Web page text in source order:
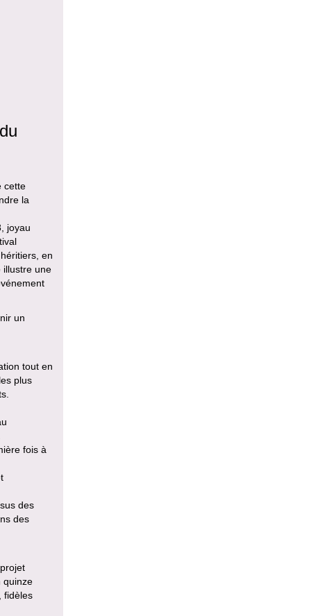
cette
la
joyau
en
illustre une
un
tout en
plus
fois à
des
des
quinze
fidèles